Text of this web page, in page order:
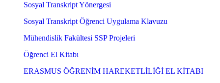
Sosyal Transkript Yönergesi
Sosyal Transkript Öğrenci Uygulama Klavuzu
Mühendislik Fakültesi SSP Projeleri
Öğrenci El Kitabı
ERASMUS ÖĞRENİM HAREKETLİLİĞİ EL KİTABI